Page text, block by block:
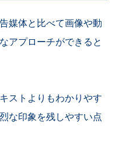
媒体と比べて画像や動
アプローチができると
ストよりもわかりやす
な印象を残しやすい点